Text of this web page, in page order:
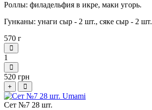
Роллы: филадельфия в икре, маки угорь.
Гунканы: унаги сыр - 2 шт., сяке сыр - 2 шт.
570 г
1
520 грн
+
Сет №7 28 шт.